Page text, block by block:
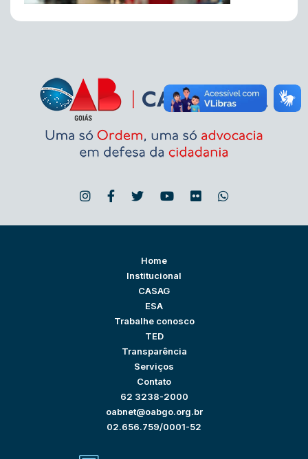
Home
Institucional
CASAG
ESA
Trabalhe conosco
TED
Transparência
Serviços
Contato
62 3238-2000
oabnet@oabgo.org.br
02.656.759/0001-52